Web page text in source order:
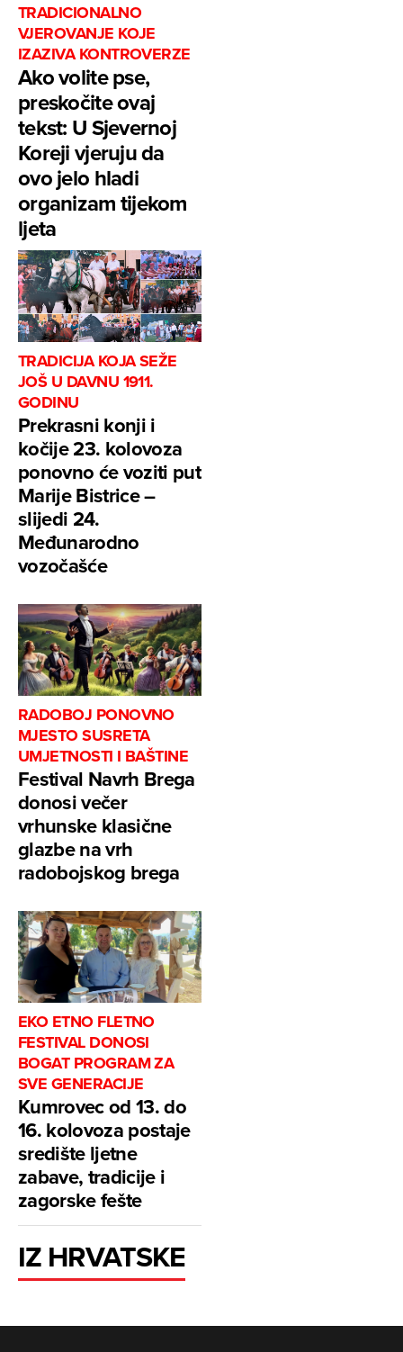
TRADICIONALNO
VJEROVANJE KOJE
IZAZIVA KONTROVERZE
Ako volite pse,
preskočite ovaj
tekst: U Sjevernoj
Koreji vjeruju da
ovo jelo hladi
organizam tijekom
ljeta
TRADICIJA KOJA SEŽE
JOŠ U DAVNU 1911.
GODINU
Prekrasni konji i
kočije 23. kolovoza
ponovno će voziti put
Marije Bistrice –
slijedi 24.
Međunarodno
vozočašće
RADOBOJ PONOVNO
MJESTO SUSRETA
UMJETNOSTI I BAŠTINE
Festival Navrh Brega
donosi večer
vrhunske klasične
glazbe na vrh
radobojskog brega
EKO ETNO FLETNO
FESTIVAL DONOSI
BOGAT PROGRAM ZA
SVE GENERACIJE
Kumrovec od 13. do
16. kolovoza postaje
središte ljetne
zabave, tradicije i
zagorske fešte
IZ HRVATSKE